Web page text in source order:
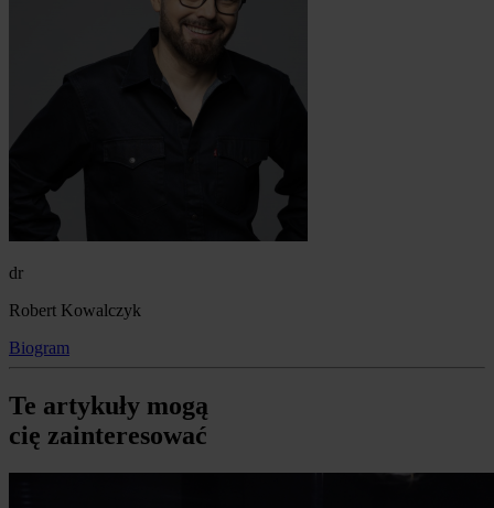
dr
Robert Kowalczyk
Biogram
Te artykuły mogą
cię zainteresować